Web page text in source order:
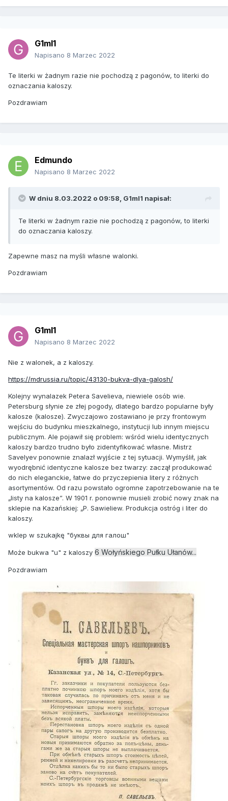
G1ml1
Napisano 8 Marzec 2022
Te literki w żadnym razie nie pochodzą z pagonów, to literki do
oznaczania kaloszy.
Pozdrawiam
Edmundo
Napisano 8 Marzec 2022
W dniu 8.03.2022 o 09:58, G1ml1 napisał:
Te literki w żadnym razie nie pochodzą z pagonów, to literki
do oznaczania kaloszy.
Zapewne masz na myśli własne walonki.
Pozdrawiam
G1ml1
Napisano 8 Marzec 2022
Nie z walonek, a z kaloszy.
https://mdrussia.ru/topic/43130-bukva-dlya-galosh/
Kolejny wynalazek Petera Savelieva, niewiele osób wie.
Petersburg słynie ze złej pogody, dlatego bardzo popularne były
kalosze (kalosze). Zwyczajowo zostawiano je przy frontowym
wejściu do budynku mieszkalnego, instytucji lub innym miejscu
publicznym. Ale pojawił się problem: wśród wielu identycznych
kaloszy bardzo trudno było zidentyfikować własne. Mistrz
Savelyev ponownie znalazł wyjście z tej sytuacji. Wymyślił, jak
wyodrębnić identyczne kalosze bez twarzy: zaczął produkować
do nich eleganckie, łatwe do przyczepienia litery z różnych
asortymentów. Od razu powstało ogromne zapotrzebowanie na te
„listy na kalosze”. W 1901 r. ponownie musieli zrobić nowy znak na
sklepie na Kazańskiej: „P. Sawieliew. Produkcja ostróg i liter do
kaloszy.
wklep w szukajkę "буквы для галош"
Może bukwa "u" z kaloszy 6 Wołyńskiego Pułku Ułanów...
Pozdrawiam